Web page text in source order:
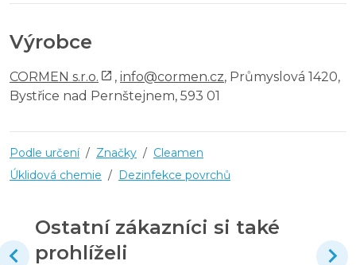
Výrobce
CORMEN s.r.o. , info@cormen.cz, Průmyslová 1420,
Bystřice nad Pernštejnem, 593 01
Podle určení / Značky / Cleamen
Úklidová chemie / Dezinfekce povrchů
Ostatní zákazníci si také
prohlíželi